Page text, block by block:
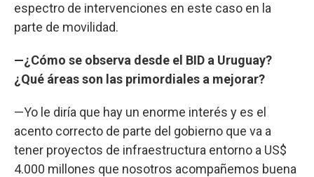
espectro de intervenciones en este caso en la
parte de movilidad.
—¿Cómo se observa desde el BID a Uruguay?
¿Qué áreas son las primordiales a mejorar?
—Yo le diría que hay un enorme interés y es el
acento correcto de parte del gobierno que va a
tener proyectos de infraestructura entorno a US$
4.000 millones que nosotros acompañemos buena